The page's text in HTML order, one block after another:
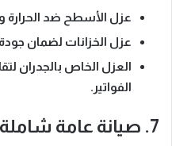
عزل الأسطح ضد الحرارة
عزل الخزانات لضمان جودة
العزل الخاص بالجدران
الفواتير.
7. صيانة عامة شاملة